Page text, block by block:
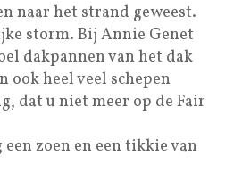
naar het strand geweest.
storm. Bij Annie Genet
dakpannen van het dak
ook heel veel schepen
dat u niet meer op de Fair
een zoen en een tikkie van